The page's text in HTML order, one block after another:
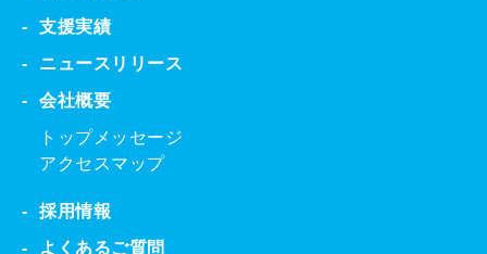
支援実績
ニュースリリース
会社概要
トップメッセージ
アクセスマップ
採用情報
よくあるご質問